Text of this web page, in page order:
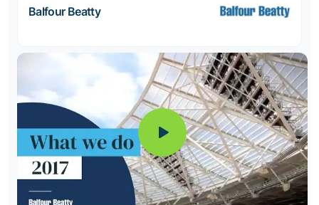
Balfour Beatty